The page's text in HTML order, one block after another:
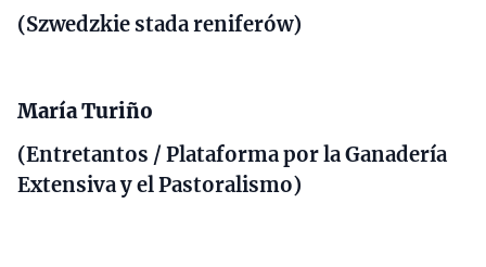
(Szwedzkie stada reniferów)
María Turiño
(Entretantos / Plataforma por la Ganadería
Extensiva y el Pastoralismo)